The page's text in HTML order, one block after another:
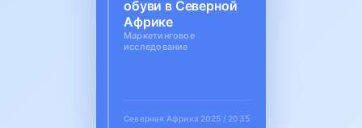
обуви в Северной
Африке
Маркетинговое
исследование
Северная Африка 2025 / 2035